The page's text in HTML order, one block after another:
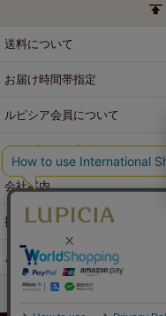
送料について
お届け時間帯指定
ルピシア会員について
ウェブサイト利用規約
会社案内
採用情報
よくある質問